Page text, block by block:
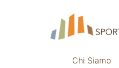
Chi Siamo